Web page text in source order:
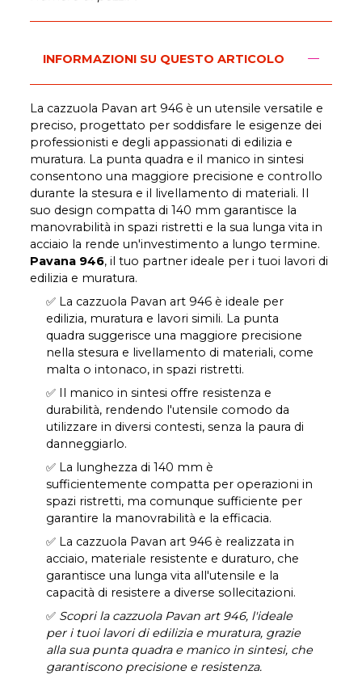
INFORMAZIONI SU QUESTO ARTICOLO
La cazzuola Pavan art 946 è un utensile versatile e
preciso, progettato per soddisfare le esigenze dei
professionisti e degli appassionati di edilizia e
muratura. La punta quadra e il manico in sintesi
consentono una maggiore precisione e controllo
durante la stesura e il livellamento di materiali. Il
suo design compatta di 140 mm garantisce la
manovrabilità in spazi ristretti e la sua lunga vita in
acciaio la rende un'investimento a lungo termine.
Pavana 946, il tuo partner ideale per i tuoi lavori di
edilizia e muratura.
✅ La cazzuola Pavan art 946 è ideale per
edilizia, muratura e lavori simili. La punta
quadra suggerisce una maggiore precisione
nella stesura e livellamento di materiali, come
malta o intonaco, in spazi ristretti.
✅ Il manico in sintesi offre resistenza e
durabilità, rendendo l'utensile comodo da
utilizzare in diversi contesti, senza la paura di
danneggiarlo.
✅ La lunghezza di 140 mm è
sufficientemente compatta per operazioni in
spazi ristretti, ma comunque sufficiente per
garantire la manovrabilità e la efficacia.
✅ La cazzuola Pavan art 946 è realizzata in
acciaio, materiale resistente e duraturo, che
garantisce una lunga vita all'utensile e la
capacità di resistere a diverse sollecitazioni.
✅ Scopri la cazzuola Pavan art 946, l'ideale
per i tuoi lavori di edilizia e muratura, grazie
alla sua punta quadra e manico in sintesi, che
garantiscono precisione e resistenza.